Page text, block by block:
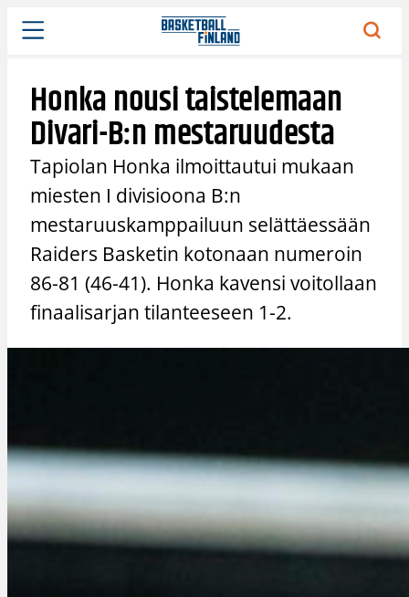
Siirry
sisältöön
Honka nousi taistelemaan
Divari-B:n mestaruudesta
Tapiolan Honka ilmoittautui mukaan
miesten I divisioona B:n
mestaruuskamppailuun selättäessään
Raiders Basketin kotonaan numeroin
86-81 (46-41). Honka kavensi voitollaan
finaalisarjan tilanteeseen 1-2.